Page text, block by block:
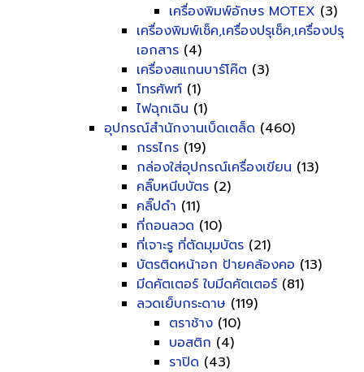
เครื่องพิมพ์อักษร MOTEX (3)
เครื่องพิมพ์เช็ค,เครื่องปรุเช็ค,เครื่องปรุ
เอกสาร (4)
เครื่องสแกนบาร์โค๊ต (3)
โทรศัพท์ (1)
ไฟฉุกเฉิน (1)
อุปกรณ์สำนักงานเบ็ดเตล็ด (460)
กรรไกร (19)
กล่องใส่อุปกรณ์เครื่องเขียน (13)
คลิ๊บหนีบบัตร (2)
คลิ๊ปดำ (11)
ที่ถอนลวด (10)
ที่เจาะรู ที่ตัดมุมบัตร (21)
บัตรติดหน้าอก ป้ายคล้องคอ (13)
มีดคัตเตอร์ ใบมีดคัตเตอร์ (81)
ลวดเย็บกระดาษ (119)
ตราช้าง (10)
บอสติก (4)
ราปิด (43)